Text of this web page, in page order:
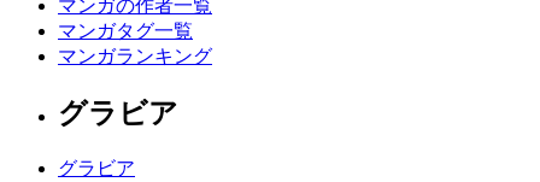
マンガの作者一覧
マンガタグ一覧
マンガランキング
グラビア
グラビア